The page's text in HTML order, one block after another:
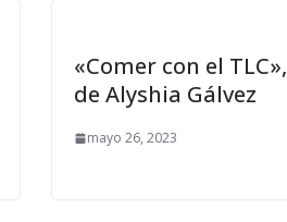
«Comer con el TLC»,
de Alyshia Gálvez
mayo 26, 2023